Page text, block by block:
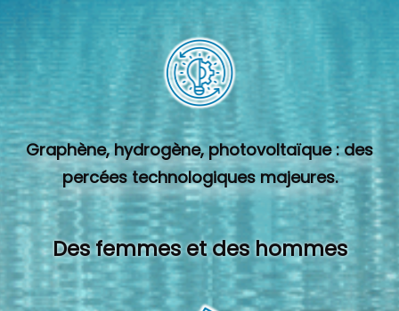
Graphène, hydrogène, photovoltaïque : des
percées technologiques majeures.
Des femmes et des hommes